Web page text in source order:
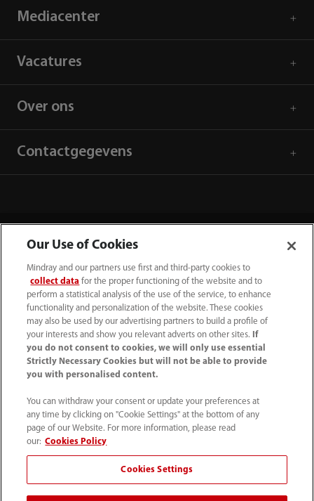
Mediacenter
Vacatures
Over ons
Contactgegevens
(31-33) 254 4911
info.nl@mindray.com
Gebruiksvoorwaarden｜Sitemap｜
Cookie kennisgeving ｜Privacy Verklaring｜
Hulplijn naleving｜
© 2026 Shenzhen Mindray Bio-Medical Electronics Co.,
Ltd. Alle rechten voorbehouden
Our Use of Cookies
Mindray and our partners use first and third-party cookies to
collect data for the proper functioning of the website and to
perform a statistical analysis of the use of the service, to enhance
functionality and personalization of the website. These cookies
may also be used by our advertising partners to build a profile of
your interests and show you relevant adverts on other sites.
If
you do not consent to cookies, we will only use essential
Strictly Necessary Cookies but will not be able to provide
you with personalised content.
You can withdraw your consent or update your preferences at
any time by clicking on "Cookie Settings" at the bottom of any
page of our Website. For more information, please read
our: Cookies Policy
Cookies Settings